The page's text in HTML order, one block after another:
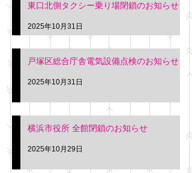
東口北側タクシー乗り場閉鎖のお知らせ
2025年10月31日
戸塚区総合庁舎電気設備点検のお知らせ
2025年10月31日
横浜市役所 全館閉鎖のお知らせ
2025年10月29日